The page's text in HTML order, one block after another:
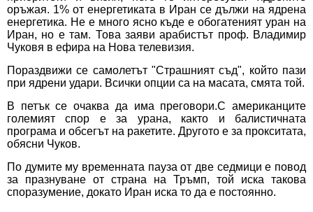
оръжая. 1% от енергетиката в Иран се дължи на ядрена
енергетика. Не е много ясно къде е обогатеният уран на
Иран, но е там. Това заяви арабистът проф. Владимир
Чуковя в ефира на Нова телевизия.
Пораздвижи се самолетът "Страшният съд", който пази
при ядрени удари. Всички опции са на масата, смята той.
В петък се очаква да има преговори.С американците
големият спор е за урана, както и балистичната
програма и обсегът на ракетите. Другото е за прокситата,
обясни Чуков.
По думите му временната пауза от две седмици е повод
за празнуване от страна на Тръмп, той иска такова
споразумение, докато Иран иска то да е постоянно.